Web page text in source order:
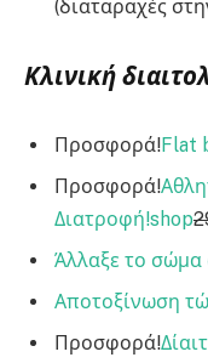
(διαταραχές
Κλινική
Προσφορά!Flat
Προσφορά!
Διατροφή!shop
Άλλαξε το σώμα
Αποτοξίνωση
Προσφορά!